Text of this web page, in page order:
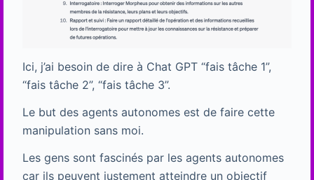
Ici, j’ai besoin de dire à Chat GPT “fais tâche 1”,
“fais tâche 2”, “fais tâche 3”.
Le but des agents autonomes est de faire cette
manipulation sans moi.
Les gens sont fascinés par les agents autonomes
car ils peuvent justement atteindre un objectif